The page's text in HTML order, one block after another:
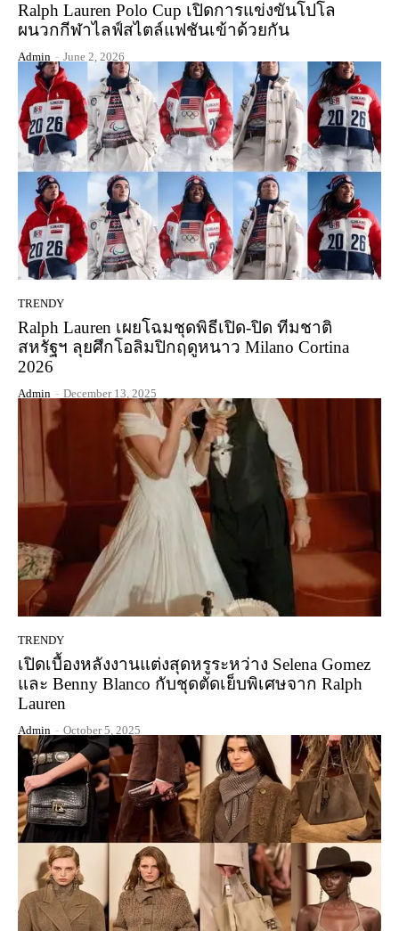
Ralph Lauren Polo Cup เปิดการแข่งขันโปโล
ผนวกกีฬาไลฟ์สไตล์แฟชันเข้าด้วยกัน
Admin - June 2, 2026
TRENDY
Ralph Lauren เผยโฉมชุดพิธีเปิด-ปิด ทีมชาติ
สหรัฐฯ ลุยศึกโอลิมปิกฤดูหนาว Milano Cortina
2026
Admin - December 13, 2025
TRENDY
เปิดเบื้องหลังงานแต่งสุดหรูระหว่าง Selena Gomez
และ Benny Blanco กับชุดตัดเย็บพิเศษจาก Ralph
Lauren
Admin - October 5, 2025